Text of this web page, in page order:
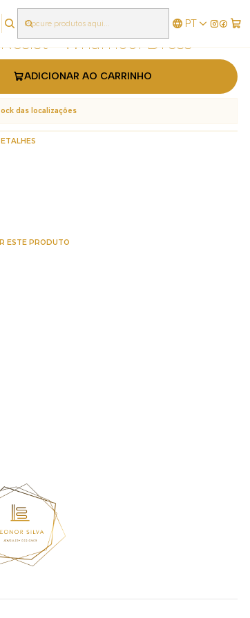
PT
|
- Wharhool Dress
ADICIONAR AO CARRINHO
das localizações
ESTE PRODUTO